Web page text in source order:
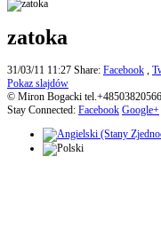
zatoka
31/03/11 11:27 Share: Facebook ,
Pokaz slajdów
© Miron Bogacki tel.+48503820566
Stay Connected: Facebook Google+